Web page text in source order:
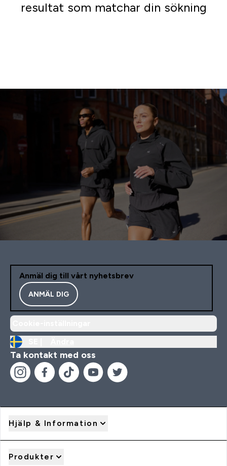
resultat som matchar din sökning
Anmäl dig till vårt nyhetsbrev
ANMÄL DIG
Ta kontakt med oss
Hjälp & Information
Produkter